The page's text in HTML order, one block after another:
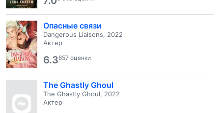
Опасные связи
Dangerous Liaisons, 2022
Актер
6.3857 оценки
The Ghastly Ghoul
The Ghastly Ghoul, 2022
Актер